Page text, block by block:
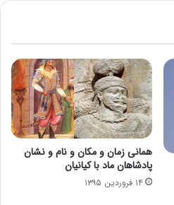
همانی زمان و مکان و نام و نشان
پادشاهان ماد با کیانیان
۱۴ فروردین ۱۳۹۵